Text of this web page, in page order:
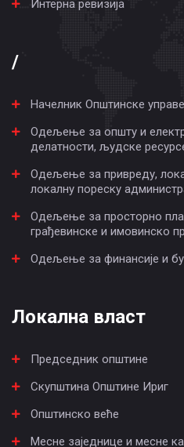
Интерна ревизија
/
Начелник Општинске управе
Одељење за општу и
делатности, људске
Одељење за привреду,
локалну пореску
Одељење за просторно
грађевинске и имовинско
Одељење за финансије и
Локална власт
Председник општине
Скупштина Општине Ириг
Општинско веће
Месне заједнице и месне